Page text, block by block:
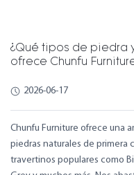
¿Qué tipos de piedra
ofrece Chunfu
2026-06-17
Chunfu Furniture ofrece una
piedras naturales de primera
travertinos populares como